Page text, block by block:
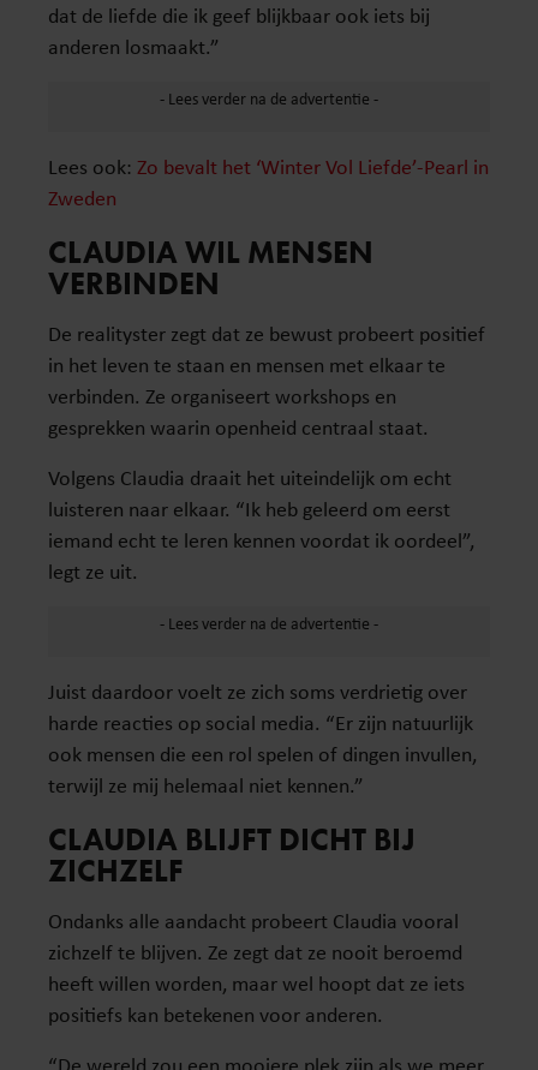
dat de liefde die ik geef blijkbaar ook iets bij
anderen losmaakt.”
Lees ook: Zo bevalt het ‘Winter Vol Liefde’-Pearl in
Zweden
CLAUDIA WIL MENSEN
VERBINDEN
De realityster zegt dat ze bewust probeert positief
in het leven te staan en mensen met elkaar te
verbinden. Ze organiseert workshops en
gesprekken waarin openheid centraal staat.
Volgens Claudia draait het uiteindelijk om echt
luisteren naar elkaar. “Ik heb geleerd om eerst
iemand echt te leren kennen voordat ik oordeel”,
legt ze uit.
Juist daardoor voelt ze zich soms verdrietig over
harde reacties op social media. “Er zijn natuurlijk
ook mensen die een rol spelen of dingen invullen,
terwijl ze mij helemaal niet kennen.”
CLAUDIA BLIJFT DICHT BIJ
ZICHZELF
Ondanks alle aandacht probeert Claudia vooral
zichzelf te blijven. Ze zegt dat ze nooit beroemd
heeft willen worden, maar wel hoopt dat ze iets
positiefs kan betekenen voor anderen.